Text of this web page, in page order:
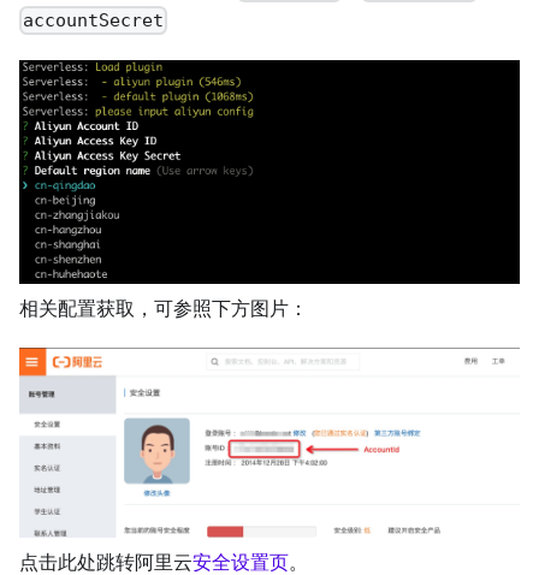
accountSecret
相关配置获取，可参照下方图片：
点击此处跳转阿里云安全设置页。